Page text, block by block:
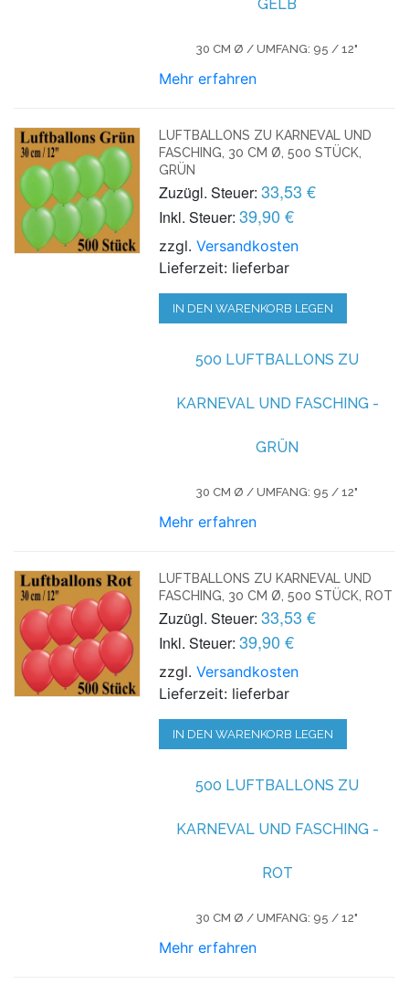
GELB
30 CM Ø / UMFANG: 95 / 12"
Mehr erfahren
LUFTBALLONS ZU KARNEVAL UND
FASCHING, 30 CM Ø, 500 STÜCK,
GRÜN
Zuzügl. Steuer: 33,53 €
Inkl. Steuer: 39,90 €
zzgl.Versandkosten
Lieferzeit: lieferbar
IN DEN WARENKORB LEGEN
500 LUFTBALLONS ZU
KARNEVAL UND FASCHING -
GRÜN
30 CM Ø / UMFANG: 95 / 12"
Mehr erfahren
LUFTBALLONS ZU KARNEVAL UND
FASCHING, 30 CM Ø, 500 STÜCK, ROT
Zuzügl. Steuer: 33,53 €
Inkl. Steuer: 39,90 €
zzgl.Versandkosten
Lieferzeit: lieferbar
IN DEN WARENKORB LEGEN
500 LUFTBALLONS ZU
KARNEVAL UND FASCHING -
ROT
30 CM Ø / UMFANG: 95 / 12"
Mehr erfahren